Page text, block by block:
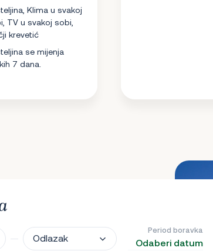
Klima u svakoj
TV u svakoj sobi,
krevetić
se mijenja
7 dana.
Odlazak
Period boravka
Odaberi datum